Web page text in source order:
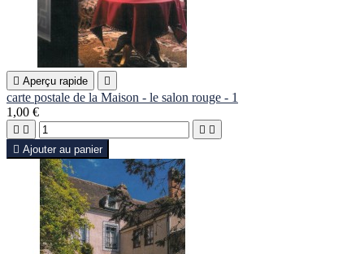
 Aperçu rapide 
carte postale de la Maison - le salon rouge - 1
1,00 €
   
 Ajouter au panier